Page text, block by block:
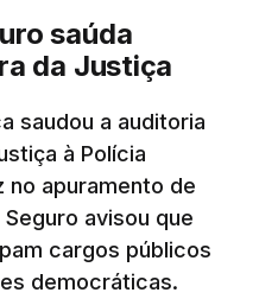
saúda
da Justiça
saudou a auditoria
à Polícia
no apuramento de
avisou que
cargos públicos
democráticas.